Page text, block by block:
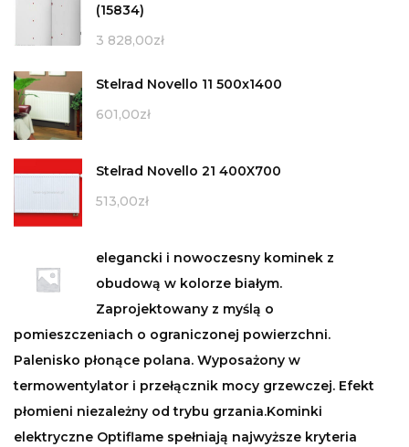
(15834)
3 828,00zł
Stelrad Novello 11 500x1400
601,00zł
Stelrad Novello 21 400X700
513,00zł
elegancki i nowoczesny kominek z
obudową w kolorze białym.
Zaprojektowany z myślą o
pomieszczeniach o ograniczonej powierzchni.
Palenisko płonące polana. Wyposażony w
termowentylator i przełącznik mocy grzewczej. Efekt
płomieni niezależny od trybu grzania.Kominki
elektryczne Optiflame spełniają najwyższe kryteria